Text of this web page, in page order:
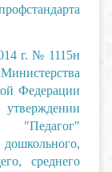
г. № 1115н
Федерации
"Педагог"
дошкольного,
среднего